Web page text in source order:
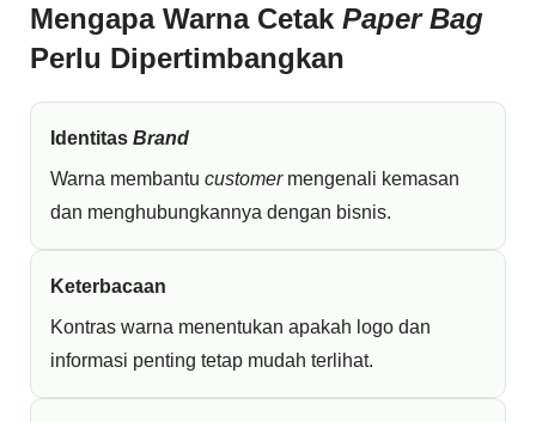
Mengapa Warna Cetak Paper Bag
Perlu Dipertimbangkan
Identitas Brand
Warna membantu customermengenali kemasan
dan menghubungkannya dengan bisnis.
Keterbacaan
Kontras warna menentukan apakah logo dan
informasi penting tetap mudah terlihat.